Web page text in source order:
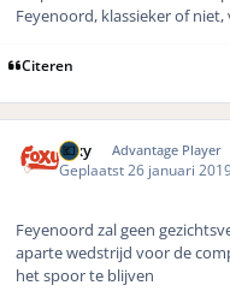
Feyenoord, klassieker of
Citeren
foxy Advantage Player
Geplaatst 26 januari
Feyenoord zal geen
aparte wedstrijd voor de
het spoor te blijven